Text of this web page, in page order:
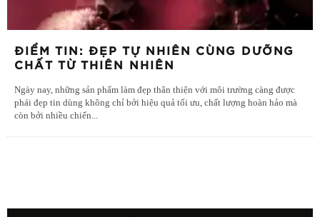
ĐIỂM TIN: ĐẸP TỰ NHIÊN CÙNG DƯỠNG
CHẤT TỪ THIÊN NHIÊN
Ngày nay, những sản phẩm làm đẹp thân thiện với môi trường càng được
phái đẹp tin dùng không chỉ bởi hiệu quả tối ưu, chất lượng hoàn hảo mà
còn bởi nhiều chiến...